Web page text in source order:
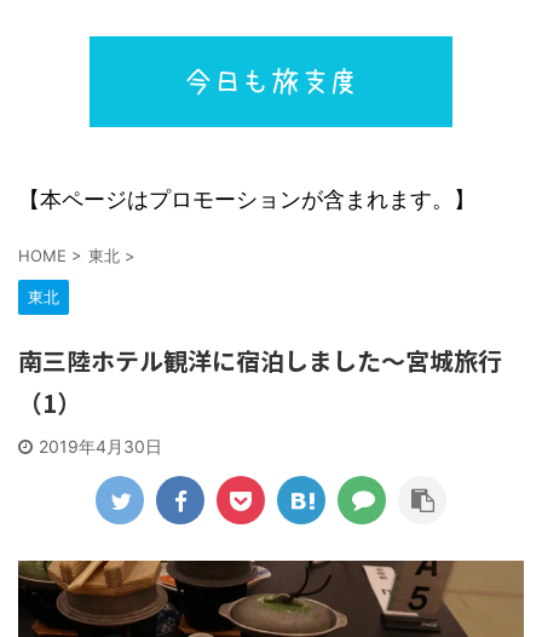
【本ページはプロモーションが含まれます。】
HOME > 東北 >
東北
南三陸ホテル観洋に宿泊しました～宮城旅行
（1）
2019年4月30日